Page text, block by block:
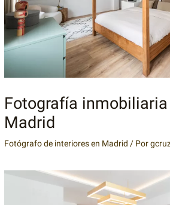
Fotografía
Madrid
Fotógrafo de interiores en Madrid / Por